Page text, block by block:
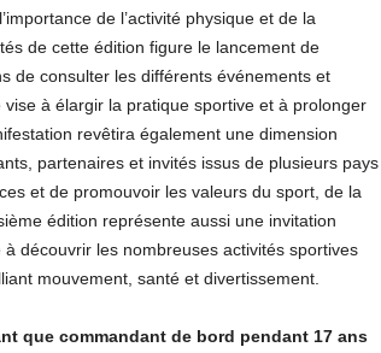
de l’activité physique et de la
de cette édition figure le lancement de
de consulter les différents événements et
à élargir la pratique sportive et à prolonger
revêtira également une dimension
partenaires et invités issus de plusieurs pays
et de promouvoir les valeurs du sport, de la
édition représente aussi une invitation
découvrir les nombreuses activités sportives
mouvement, santé et divertissement.
que commandant de bord pendant 17 ans